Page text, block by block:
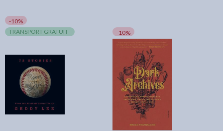
-10%
TRANSPORT GRATUIT
-10%